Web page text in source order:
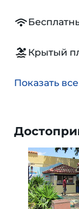
Крытый
Показать